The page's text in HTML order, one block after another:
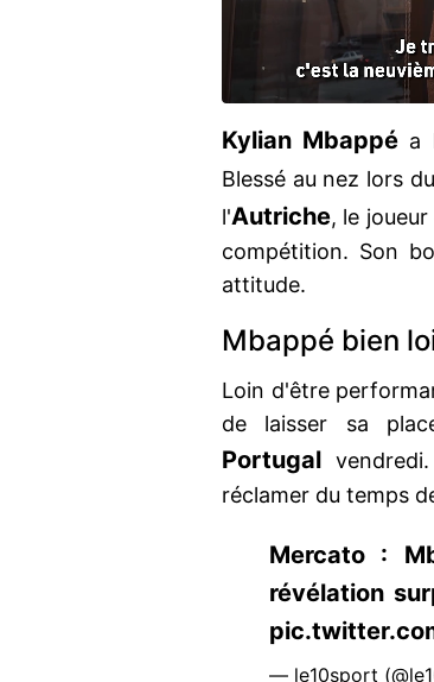
Kylian Mbappé a
Blessé au nez lors
l'Autriche, le joueur
compétition. Son
attitude.
Mbappé bien
Loin d'être
de laisser sa
Portugal
réclamer du temps
Mercato :
révélation
— le10sport